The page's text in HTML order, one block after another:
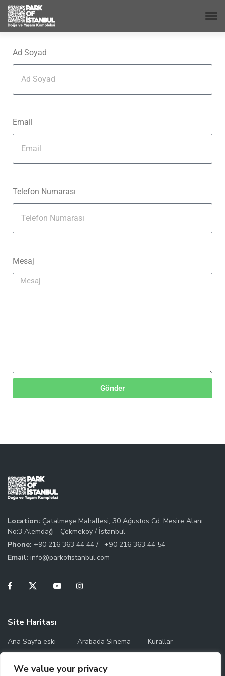
We value your privacy
Ad Soyad
Email
Telefon Numarası
Mesaj
Gönder
Location: Çatalmeşe Mahallesi, 30 Ağustos Cd. Mesire Alanı
No:3 Alemdağ – Çekmeköy / İstanbul
Phone: +90 216 363 44 44 /
+90 216 363 44 54
Email: info@parkofistanbul.com
Site Haritası
Ana Sayfa eski Arabada Sinema
Kurallar
Çalışma Saatleri